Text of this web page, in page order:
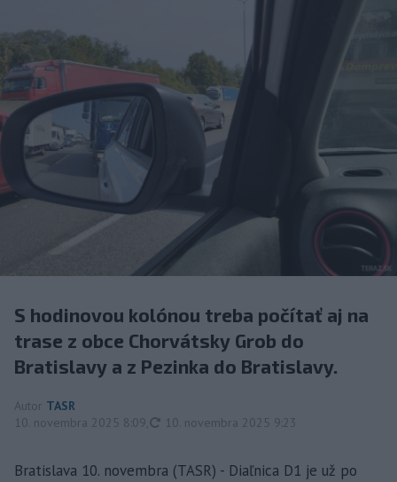
S hodinovou kolónou treba počítať aj na
trase z obce Chorvátsky Grob do
Bratislavy a z Pezinka do Bratislavy.
Autor TASR
10. novembra 2025 8:09
aktualizované
10. novembra 2025 9:23
Bratislava 10. novembra (TASR) - Diaľnica D1 je už po